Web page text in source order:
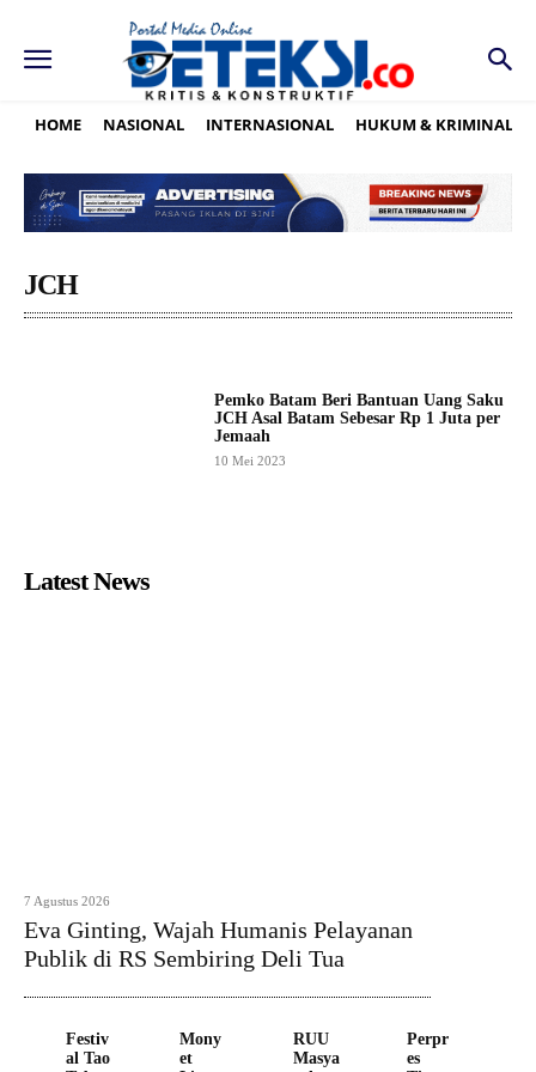
HOME NASIONAL INTERNASIONAL HUKUM & KRIMINAL
JCH
Pemko Batam Beri Bantuan Uang Saku
JCH Asal Batam Sebesar Rp 1 Juta per
Jemaah
10 Mei 2023
Latest News
7 Agustus 2026
Eva Ginting, Wajah Humanis Pelayanan
Publik di RS Sembiring Deli Tua
Festiv
al Tao
Mony
et
RUU
Masya
Perpr
es